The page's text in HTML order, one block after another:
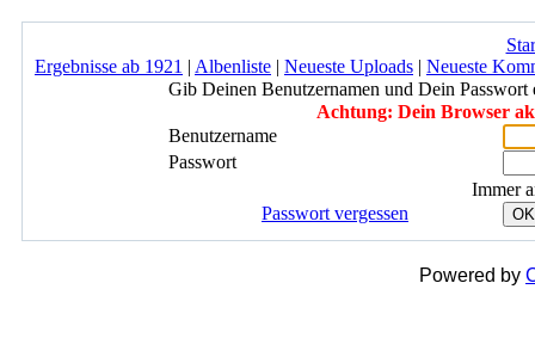
Ergebnisse ab 1921 | Albenliste | Neueste Uploads | Neueste
Gib Deinen Benutzernamen und Dein
Achtung: Dein Browser
Benutzername
Passwort
Immer
Passwort vergessen
OK
Powered by